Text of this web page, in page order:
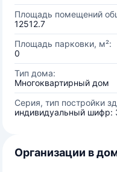
Площадь помещений
12512.7
Площадь парковки, м²:
0
Тип дома:
Многоквартирный дом
Серия, тип постройки
индивидуальный шифр:
Организации в